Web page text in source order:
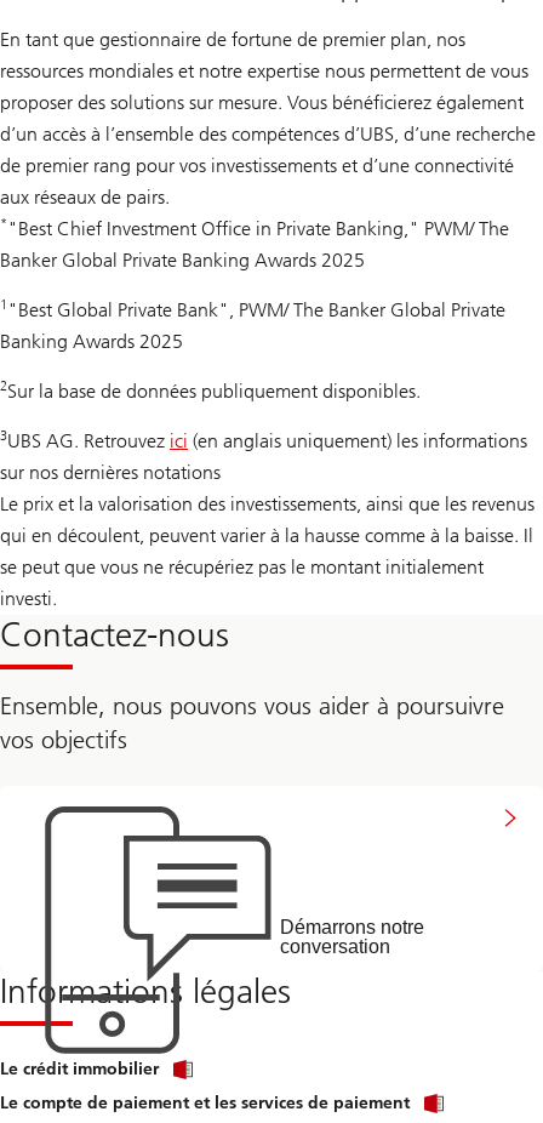
En tant que gestionnaire de fortune de premier plan, nos
ressources mondiales et notre expertise nous permettent de vous
proposer des solutions sur mesure. Vous bénéficierez également
d’un accès à l’ensemble des compétences d’UBS, d’une recherche
de premier rang pour vos investissements et d’une connectivité
aux réseaux de pairs.
* "Best Chief Investment Office in Private Banking," PWM/ The
Banker Global Private Banking Awards 2025
1 "Best Global Private Bank", PWM/ The Banker Global Private
Banking Awards 2025
2Sur la base de données publiquement disponibles.
3UBS AG. Retrouvez ici (en anglais uniquement) les informations
sur nos dernières notations
Le prix et la valorisation des investissements, ainsi que les revenus
qui en découlent, peuvent varier à la hausse comme à la baisse. Il
se peut que vous ne récupériez pas le montant initialement
investi.
Contactez-nous
Ensemble, nous pouvons vous aider à poursuivre
vos objectifs
Démarrons notre
conversation
Informations légales
Le crédit immobilier
to
Le compte de paiement et les services de paiement